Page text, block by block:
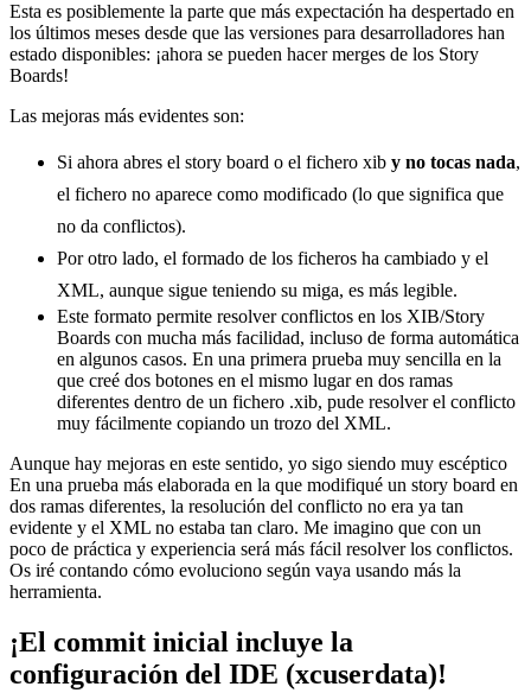
Esta es posiblemente la parte que más expectación ha despertado en
los últimos meses desde que las versiones para desarrolladores han
estado disponibles: ¡ahora se pueden hacer merges de los Story
Boards!
Las mejoras más evidentes son:
Si ahora abres el story board o el fichero xib y no tocas nada,
el fichero no aparece como modificado (lo que significa que
no da conflictos).
Por otro lado, el formado de los ficheros ha cambiado y el
XML, aunque sigue teniendo su miga, es más legible.
Este formato permite resolver conflictos en los XIB/Story
Boards con mucha más facilidad, incluso de forma automática
en algunos casos. En una primera prueba muy sencilla en la
que creé dos botones en el mismo lugar en dos ramas
diferentes dentro de un fichero .xib, pude resolver el conflicto
muy fácilmente copiando un trozo del XML.
Aunque hay mejoras en este sentido, yo sigo siendo muy escéptico
En una prueba más elaborada en la que modifiqué un story board en
dos ramas diferentes, la resolución del conflicto no era ya tan
evidente y el XML no estaba tan claro. Me imagino que con un
poco de práctica y experiencia será más fácil resolver los conflictos.
Os iré contando cómo evoluciono según vaya usando más la
herramienta.
¡El commit inicial incluye la
configuración del IDE (xcuserdata)!